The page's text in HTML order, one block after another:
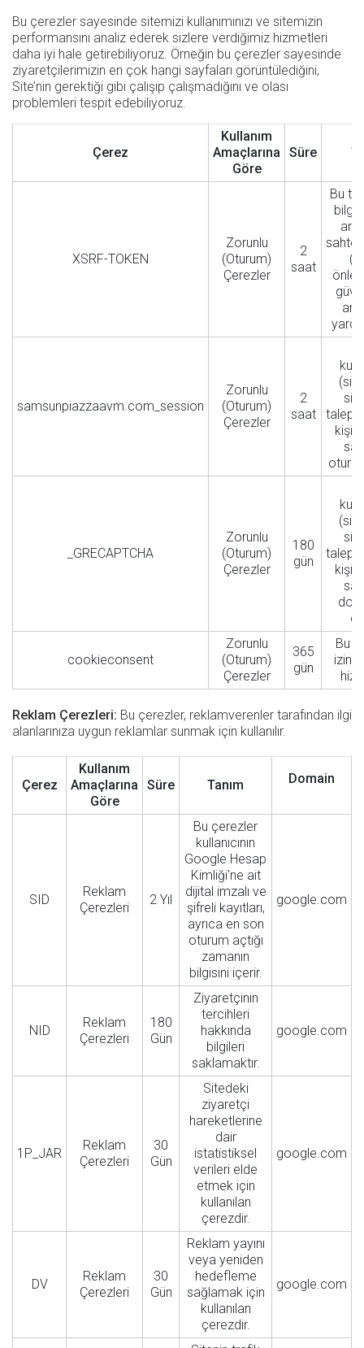
Bu çerezler sayesinde sitemizi kullanımınızı ve sitemizin
performansını analiz ederek sizlere verdiğimiz hizmetleri
daha iyi hale getirebiliyoruz. Örneğin bu çerezler sayesinde
ziyaretçilerimizin en çok hangi sayfaları görüntülediğini,
Site’nin gerektiği gibi çalışıp çalışmadığını ve olası
problemleri tespit edebiliyoruz.
Çerez
Kullanım
Amaçlarına
Göre
Süre
XSRF-TOKEN
Zorunlu
(Oturum)
Çerezler
2
saat
Bu
samsunpiazzaavm.com_session
Zorunlu
(Oturum)
Çerezler
2
saat
kişi
_GRECAPTCHA
Zorunlu
(Oturum)
Çerezler
180
gün
kişi
cookieconsent
Zorunlu
(Oturum)
Çerezler
365
gün
Bu
izin
Reklam Çerezleri: Bu çerezler, reklamverenler tarafından ilgi
alanlarınıza uygun reklamlar sunmak için kullanılır.
Çerez
Kullanım
Amaçlarına
Göre
Süre Tanım Domain
SID
Reklam
Çerezleri
2 Yıl
Bu çerezler
kullanıcının
Google Hesap
Kimliği'ne ait
dijital imzalı ve
şifreli kayıtları,
ayrıca en son
oturum açtığı
zamanın
bilgisini içerir.
google.com
NID
Reklam
Çerezleri
180
Gün
Ziyaretçinin
tercihleri
hakkında
bilgileri
saklamaktır.
google.com
1P_JAR
Reklam
Çerezleri
30
Gün
Sitedeki
ziyaretçi
hareketlerine
dair
istatistiksel
verileri elde
etmek için
kullanılan
çerezdir.
google.com
DV
Reklam
Çerezleri
30
Gün
Reklam yayını
veya yeniden
hedefleme
sağlamak için
kullanılan
çerezdir.
google.com